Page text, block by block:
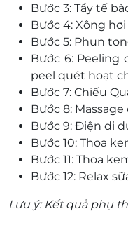
Bước 3: Tẩy tế
Bước 4: Xông
Bước 5: Phun
Bước 6: Peeling
peel quét hoạt
Bước 7: Chiếu
Bước 8:
Bước 9: Điện di
Bước 10: Thoa
Bước 11: Thoa
Bước 12: Relax
Lưu ý: Kết quả phụ